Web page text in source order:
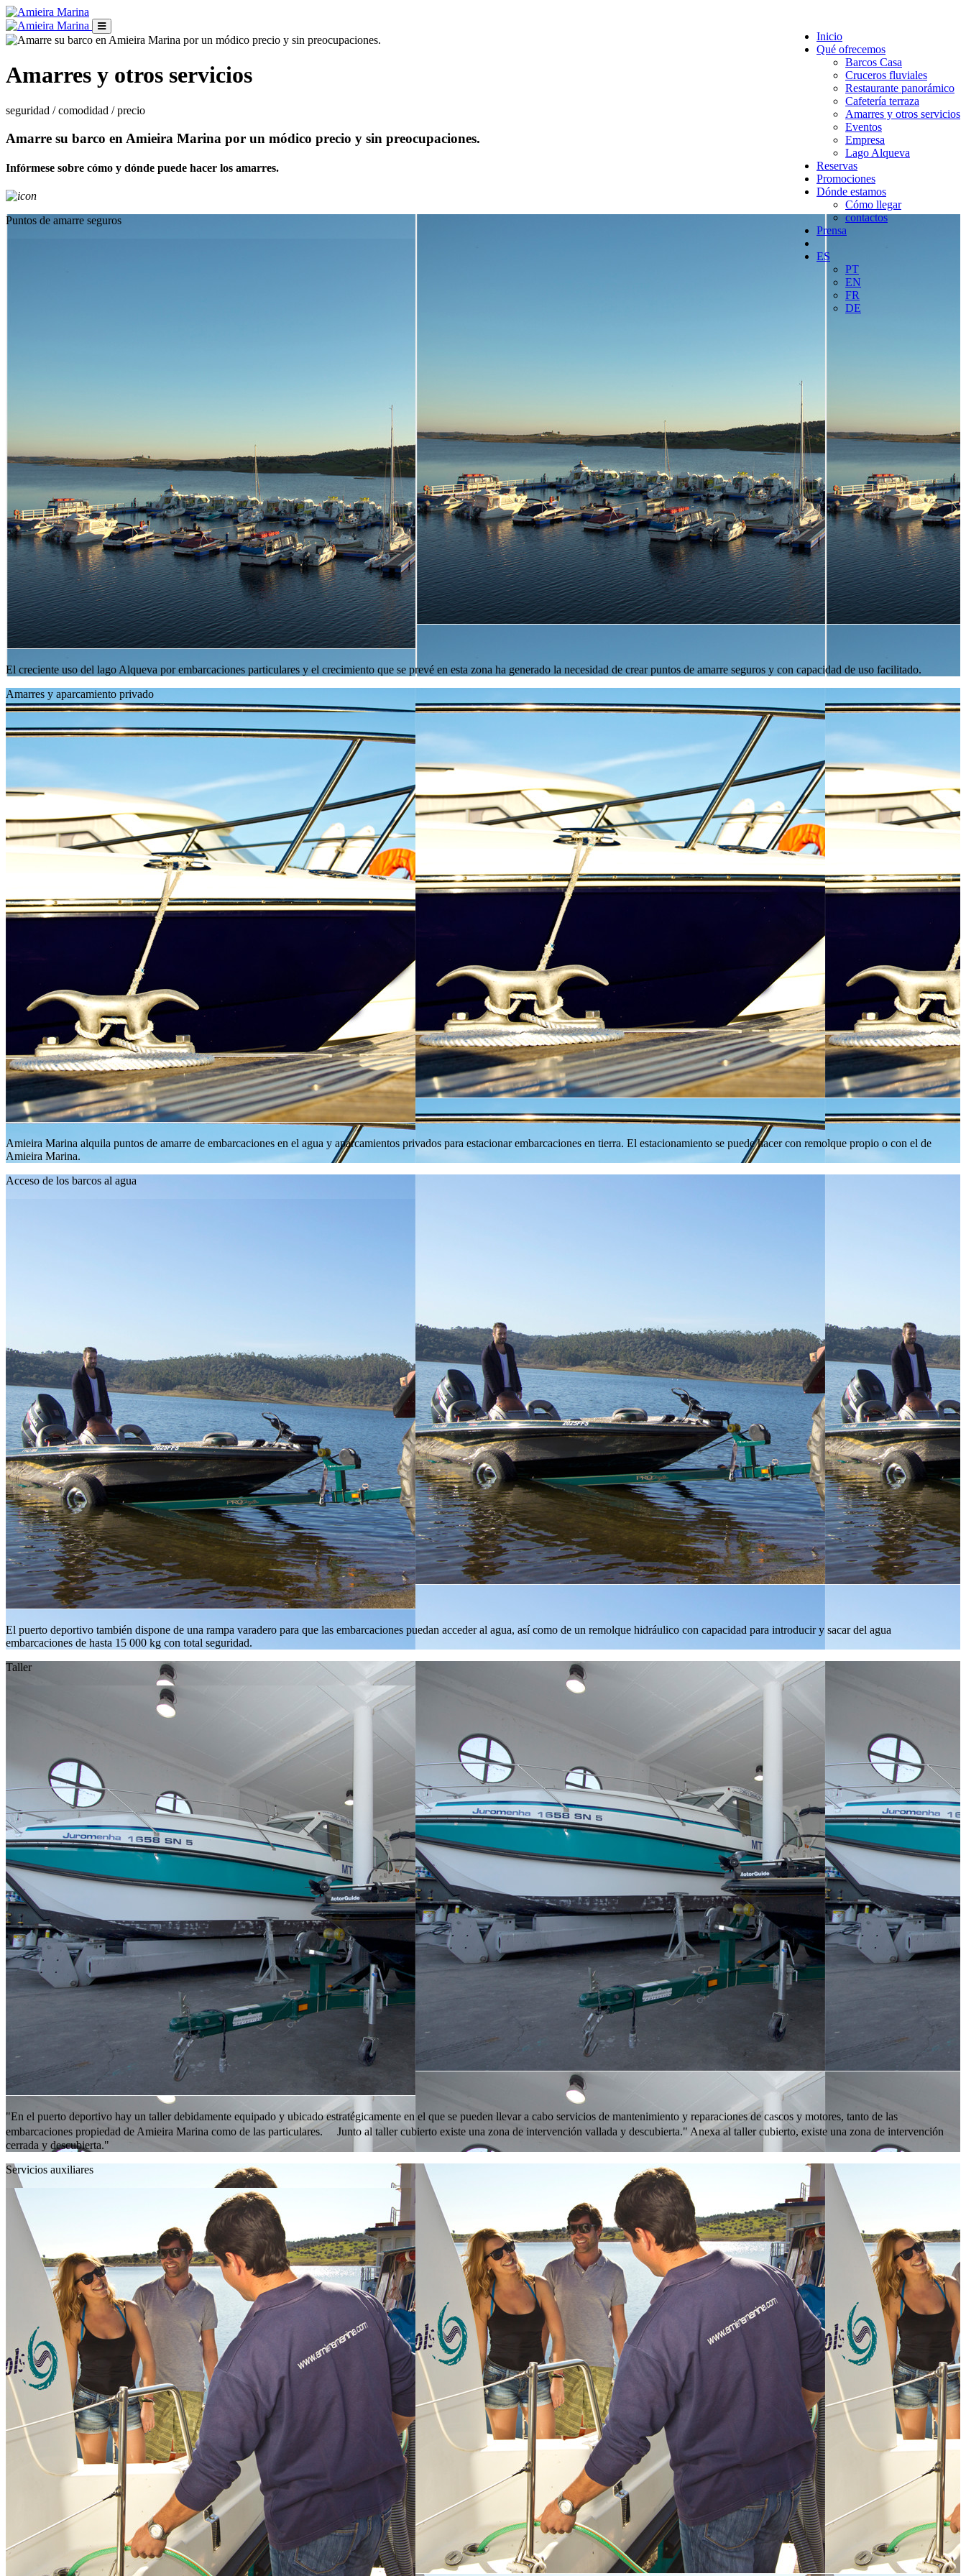
Inicio
Qué ofrecemos
Barcos Casa
Cruceros fluviales
Restaurante panorámico
Cafetería terraza
Amarres y otros servicios
Eventos
Empresa
Lago Alqueva
Reservas
Promociones
Dónde estamos
Cómo llegar
contactos
Prensa
ES
PT
EN
FR
DE
Amarres y otros servicios
seguridad / comodidad / precio
Amarre su barco en Amieira Marina por un módico precio y sin preocupaciones.
Infórmese sobre cómo y dónde puede hacer los amarres.
Puntos de amarre seguros
El creciente uso del lago Alqueva por embarcaciones particulares y el crecimiento que se prevé en esta zona ha generado la necesidad de crear puntos de amarre seguros y con capacidad de uso facilitado.
Amarres y aparcamiento privado
Amieira Marina alquila puntos de amarre de embarcaciones en el agua y aparcamientos privados para estacionar embarcaciones en tierra. El estacionamiento se puede hacer con remolque propio o con el de
Amieira Marina.
Acceso de los barcos al agua
El puerto deportivo también dispone de una rampa varadero para que las embarcaciones puedan acceder al agua, así como de un remolque hidráulico con capacidad para introducir y sacar del agua
embarcaciones de hasta 15 000 kg con total seguridad.
Taller
"En el puerto deportivo hay un taller debidamente equipado y ubicado estratégicamente en el que se pueden llevar a cabo servicios de mantenimiento y reparaciones de cascos y motores, tanto de las
embarcaciones propiedad de Amieira Marina como de las particulares. Junto al taller cubierto existe una zona de intervención vallada y descubierta." Anexa al taller cubierto, existe una zona de intervención
cerrada y descubierta."
Servicios auxiliares